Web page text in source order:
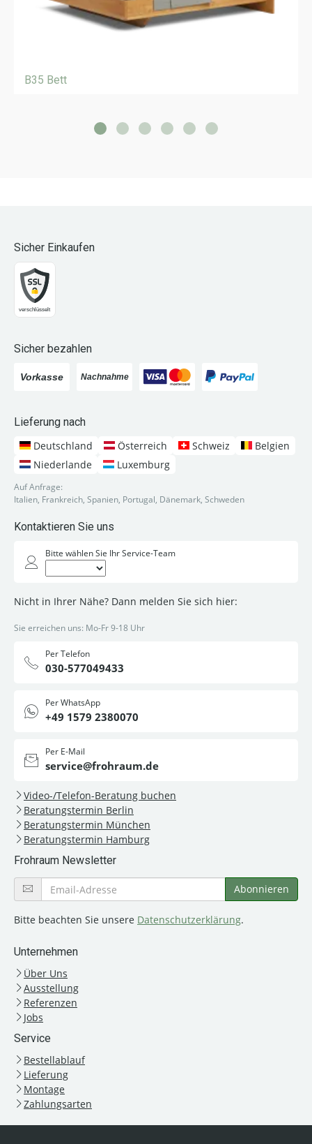
B35 Bett
Sicher Einkaufen
Sicher bezahlen
Lieferung nach
Deutschland
Österreich Schweiz
Belgien
Niederlande
Luxemburg
Auf Anfrage:
Italien, Frankreich, Spanien, Portugal, Dänemark, Schweden
Kontaktieren Sie uns
Bitte wählen Sie Ihr Service-Team
Nicht in Ihrer Nähe? Dann melden Sie sich hier:
Sie erreichen uns: Mo-Fr 9-18 Uhr
Per Telefon
030-577049433
Per WhatsApp
+49 1579 2380070
Per E-Mail
service@frohraum.de
Video-/Telefon-Beratung buchen
Beratungstermin Berlin
Beratungstermin München
Beratungstermin Hamburg
Frohraum Newsletter
Bitte beachten Sie unsere Datenschutzerklärung.
Unternehmen
Über Uns
Ausstellung
Referenzen
Jobs
Service
Bestellablauf
Lieferung
Montage
Zahlungsarten